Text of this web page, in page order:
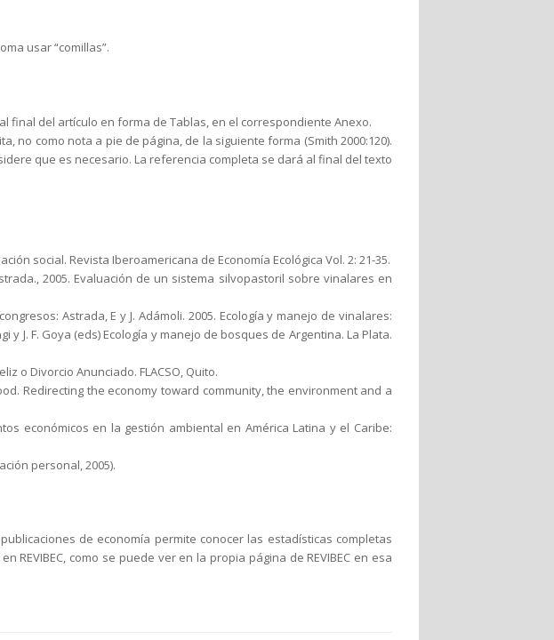
usar “comillas”.
final del artículo en forma de Tablas, en el correspondiente Anexo.
no como nota a pie de página, de la siguiente forma (Smith 2000:120).
que es necesario. La referencia completa se dará al final del texto
social. Revista Iberoamericana de Economía Ecológica Vol. 2: 21-35.
2005. Evaluación de un sistema silvopastoril sobre vinalares en
Astrada, E y J. Adámoli. 2005. Ecología y manejo de vinalares:
y J. F. Goya (eds) Ecología y manejo de bosques de Argentina. La Plata.
o Divorcio Anunciado. FLACSO, Quito.
Redirecting the economy toward community, the environment and a
económicos en la gestión ambiental en América Latina y el Caribe:
personal, 2005).
de economía permite conocer las estadísticas completas
como se puede ver en la propia página de REVIBEC en esa